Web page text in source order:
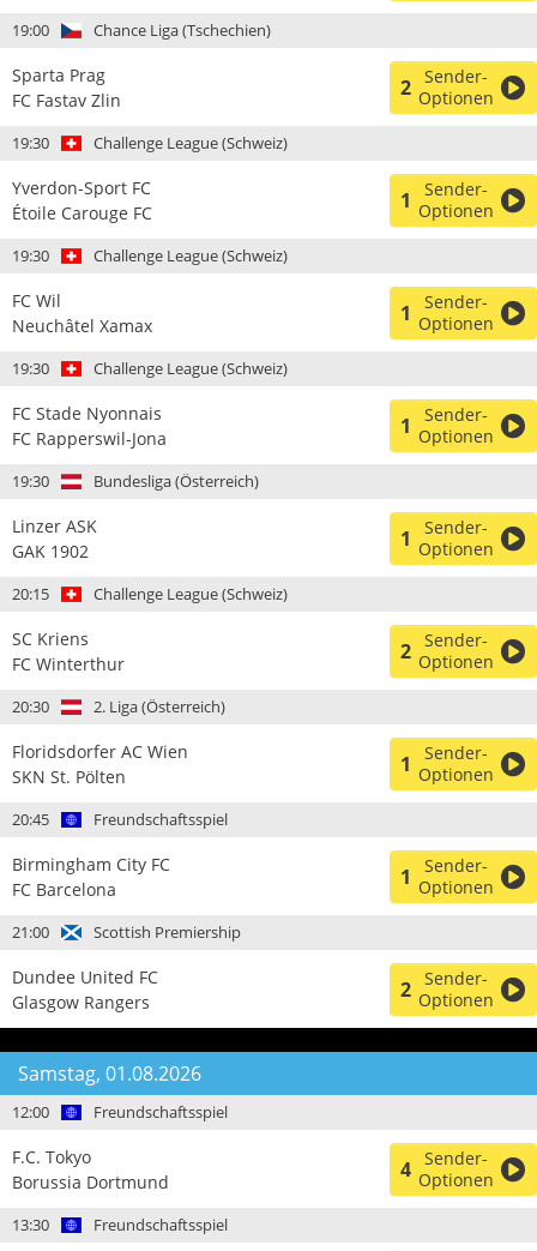
19:00 Chance Liga (Tschechien)
Sparta Prag
FC Fastav Zlin
2 Sender-
Optionen
19:30 Challenge League (Schweiz)
Yverdon-Sport FC
Étoile Carouge FC
1
Sender-
Optionen
19:30 Challenge League (Schweiz)
FC Wil
Neuchâtel Xamax
1
Sender-
Optionen
19:30 Challenge League (Schweiz)
FC Stade Nyonnais
FC Rapperswil-Jona
1
Sender-
Optionen
19:30 Bundesliga (Österreich)
Linzer ASK
GAK 1902
1
Sender-
Optionen
20:15 Challenge League (Schweiz)
SC Kriens
FC Winterthur
2 Sender-
Optionen
20:30 2. Liga (Österreich)
Floridsdorfer AC Wien
SKN St. Pölten
1
Sender-
Optionen
20:45 Freundschaftsspiel
Birmingham City FC
FC Barcelona
1
Sender-
Optionen
21:00 Scottish Premiership
Dundee United FC
Glasgow Rangers
2 Sender-
Optionen
Samstag, 01.08.2026
12:00 Freundschaftsspiel
F.C. Tokyo
Borussia Dortmund
4 Sender-
Optionen
13:30 Freundschaftsspiel